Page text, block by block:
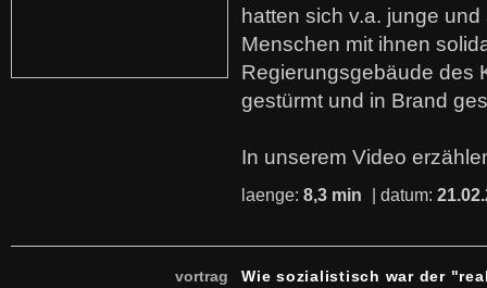
hatten sich v.a. junge
Menschen mit ihnen
Regierungsgebäude des
gestürmt und in Brand
In unserem Video
laenge: 8,3 min | datum:
vortrag
Wie sozialistisch war der